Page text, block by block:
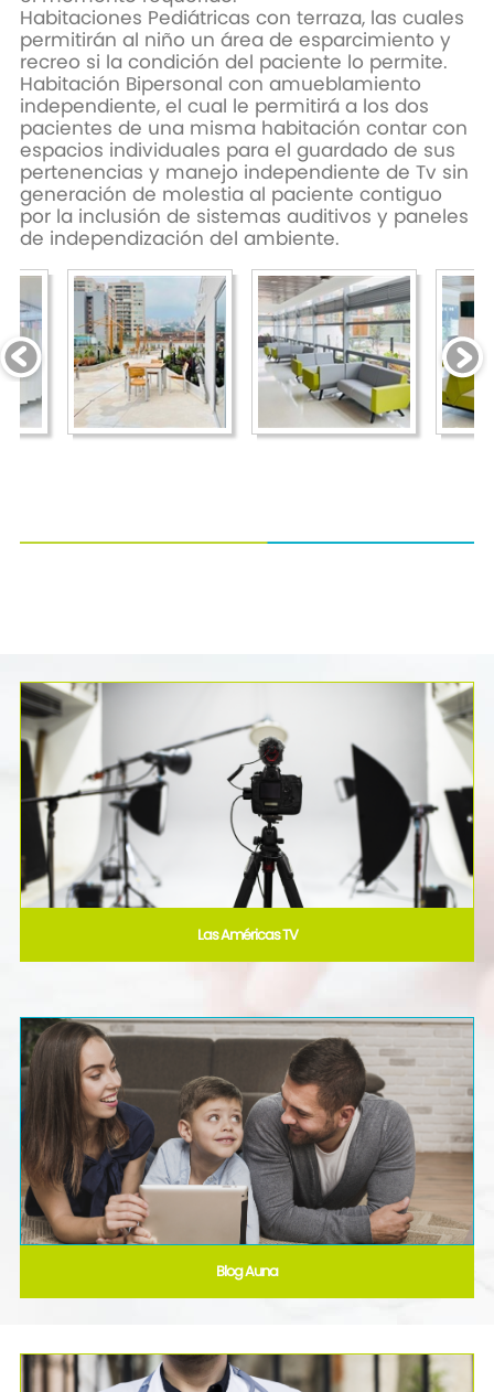
Habitaciones Pediátricas con terraza, las cuales
permitirán al niño un área de esparcimiento y
recreo si la condición del paciente lo permite.
Habitación Bipersonal con amueblamiento
independiente, el cual le permitirá a los dos
pacientes de una misma habitación contar con
espacios individuales para el guardado de sus
pertenencias y manejo independiente de Tv sin
generación de molestia al paciente contiguo
por la inclusión de sistemas auditivos y paneles
de independización del ambiente.
Las Américas TV
Blog Auna